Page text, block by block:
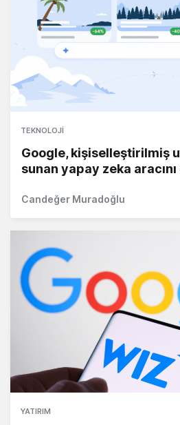
TEKNOLOJI
Google, kişiselleştirilmiş
sunan yapay zeka
Candeğer Muradoğlu
YATIRIM